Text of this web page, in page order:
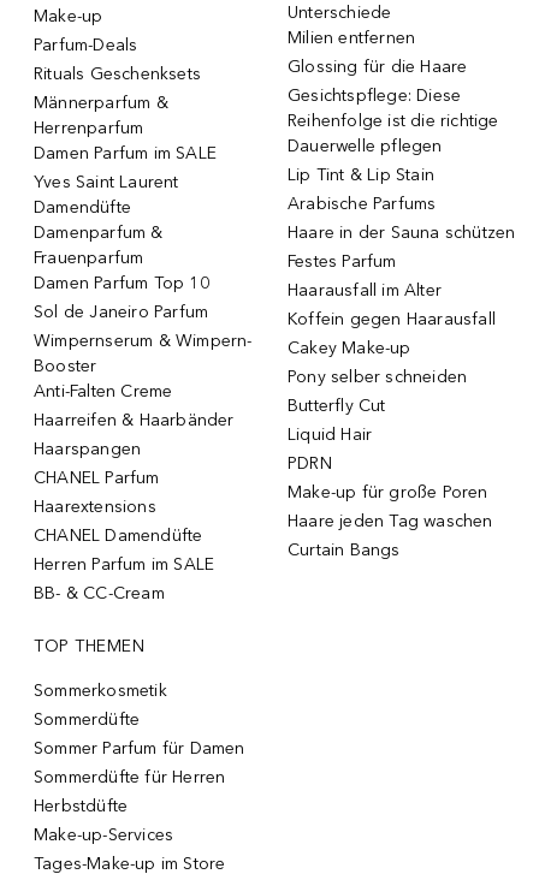
Make-up
Parfum-Deals
Rituals Geschenksets
Männerparfum &
Herrenparfum
Damen Parfum im SALE
Yves Saint Laurent
Damendüfte
Damenparfum &
Frauenparfum
Damen Parfum Top 10
Sol de Janeiro Parfum
Wimpernserum & Wimpern-
Booster
Anti-Falten Creme
Haarreifen & Haarbänder
Haarspangen
CHANEL Parfum
Haarextensions
CHANEL Damendüfte
Herren Parfum im SALE
BB- & CC-Cream
Unterschiede
Milien entfernen
Glossing für die Haare
Gesichtspflege: Diese
Reihenfolge ist die richtige
Dauerwelle pflegen
Lip Tint & Lip Stain
Arabische Parfums
Haare in der Sauna schützen
Festes Parfum
Haarausfall im Alter
Koffein gegen Haarausfall
Cakey Make-up
Pony selber schneiden
Butterfly Cut
Liquid Hair
PDRN
Make-up für große Poren
Haare jeden Tag waschen
Curtain Bangs
TOP THEMEN
Sommerkosmetik
Sommerdüfte
Sommer Parfum für Damen
Sommerdüfte für Herren
Herbstdüfte
Make-up-Services
Tages-Make-up im Store